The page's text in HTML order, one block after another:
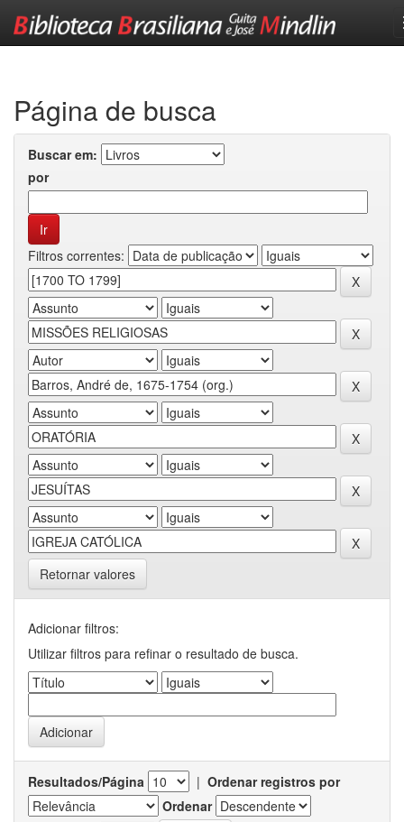
Página de busca
Buscar em:
por
Filtros correntes:
Retornar valores
Adicionar filtros:
Utilizar filtros para refinar o resultado de busca.
Resultados/Página | Ordenar registros por
Ordenar